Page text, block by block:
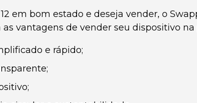
em bom estado e deseja vender, o
vantagens de vender seu dispositivo
e rápido;